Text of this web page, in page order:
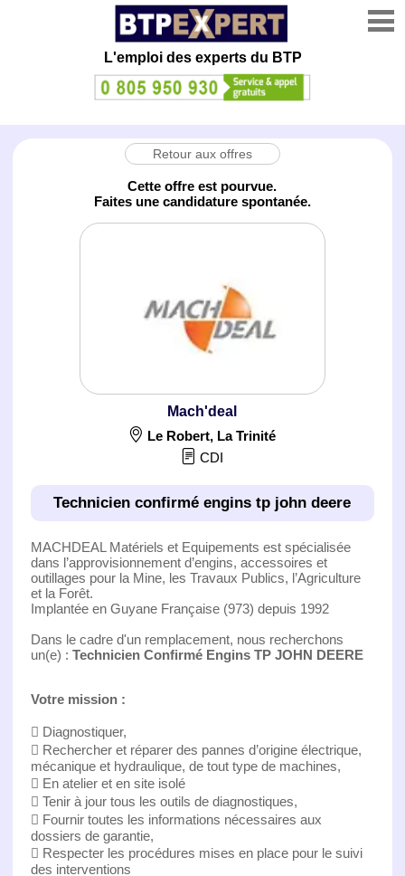
L'emploi des experts du BTP
Retour aux offres
Cette offre est pourvue.
Faites une candidature spontanée.
Mach'deal
Le Robert, La Trinité
CDI
Technicien confirmé engins tp john deere
MACHDEAL Matériels et Equipements est spécialisée
dans l’approvisionnement d’engins, accessoires et
outillages pour la Mine, les Travaux Publics, l’Agriculture
et la Forêt.
Implantée en Guyane Française (973) depuis 1992
Dans le cadre d'un remplacement, nous recherchons
un(e) : Technicien Confirmé Engins TP JOHN DEERE
Votre mission :
 Diagnostiquer,
 Rechercher et réparer des pannes d’origine électrique,
mécanique et hydraulique, de tout type de machines,
 En atelier et en site isolé
 Tenir à jour tous les outils de diagnostiques,
 Fournir toutes les informations nécessaires aux
dossiers de garantie,
 Respecter les procédures mises en place pour le suivi
des interventions